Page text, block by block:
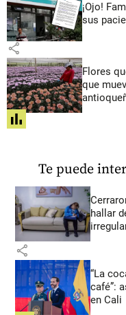
¡Ojo!
sus
share
Flores
que
share
Te puede
hallar
share
“La
café”:
en Cali